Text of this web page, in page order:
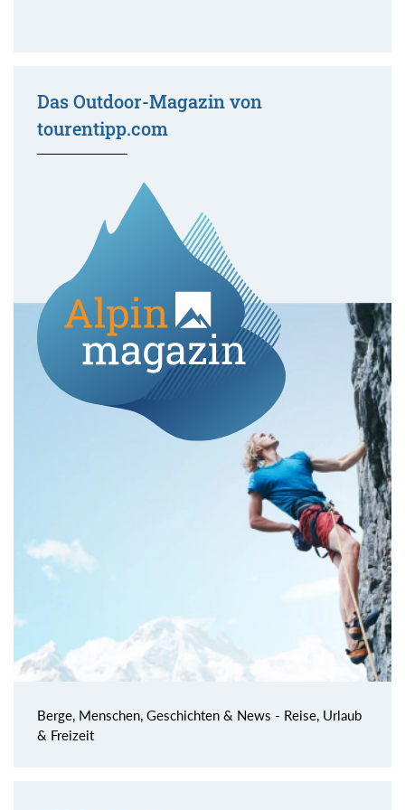
Das Outdoor-Magazin von
tourentipp.com
Berge, Menschen, Geschichten & News - Reise, Urlaub
& Freizeit